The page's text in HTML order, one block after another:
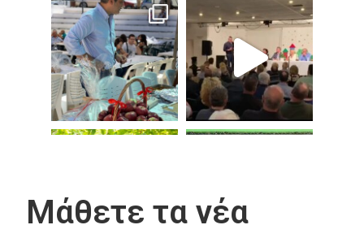
Μάθετε τα νέα